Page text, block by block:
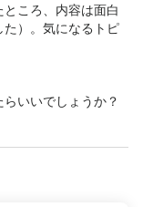
ころ、内容は面白
）。気になるトピ
いいでしょうか？